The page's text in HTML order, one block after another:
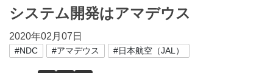
システム開発はアマデウス
2020年02月07日
#NDC #アマデウス #日本航空（JAL）